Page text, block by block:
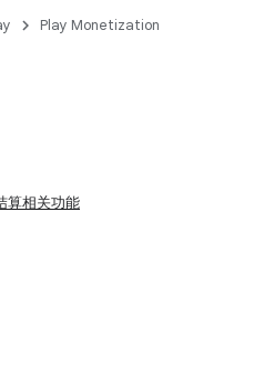
Play Monetization
算相关功能